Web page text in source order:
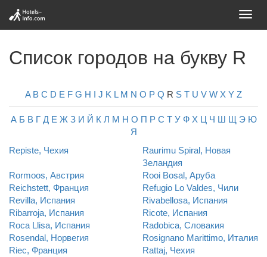
Список городов на букву R
A B C D E F G H I J K L M N O P Q R S T U V W X Y Z
А Б В Г Д Е Ж З И Й К Л М Н О П Р С Т У Ф Х Ц Ч Ш Щ Э Ю
Я
Repiste, Чехия
Raurimu Spiral, Новая
Зеландия
Rormoos, Австрия
Rooi Bosal, Аруба
Reichstett, Франция
Refugio Lo Valdes, Чили
Revilla, Испания
Rivabellosa, Испания
Ribarroja, Испания
Ricote, Испания
Roca Llisa, Испания
Radobica, Словакия
Rosendal, Норвегия
Rosignano Marittimo, Италия
Riec, Франция
Rattaj, Чехия